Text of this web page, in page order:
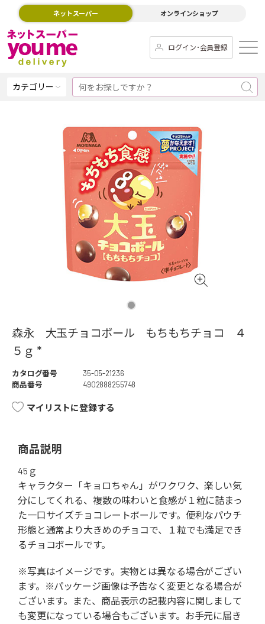
ネットスーパー オンラインショップ
ログイン･会員登録
カテゴリー
森永 大玉チョコボール もちもちチョコ ４
５ｇ *
カタログ番号
35-05-21236
商品番号
4902888255748
マイリストに登録する
商品説明
45ｇ
キャラクター「キョロちゃん」がワクワク、楽しい気
分にしてくれる、複数の味わいと食感が１粒に詰まっ
た一口サイズチョコレートボールです。便利なパウチ
形態と通常より大きめのチョコで、１粒でも満足でき
るチョコボールです。
※写真はイメージです。実物とは異なる場合がござい
ます。※パッケージ画像は予告なく変更となる場合が
ございます。また、商品表示の記載内容に関しまして
も変更になっている場合もございます。お手元に届き